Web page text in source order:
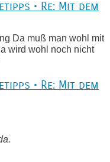
• Re: Mit dem
Da muß man wohl mit
wird wohl noch nicht
• Re: Mit dem